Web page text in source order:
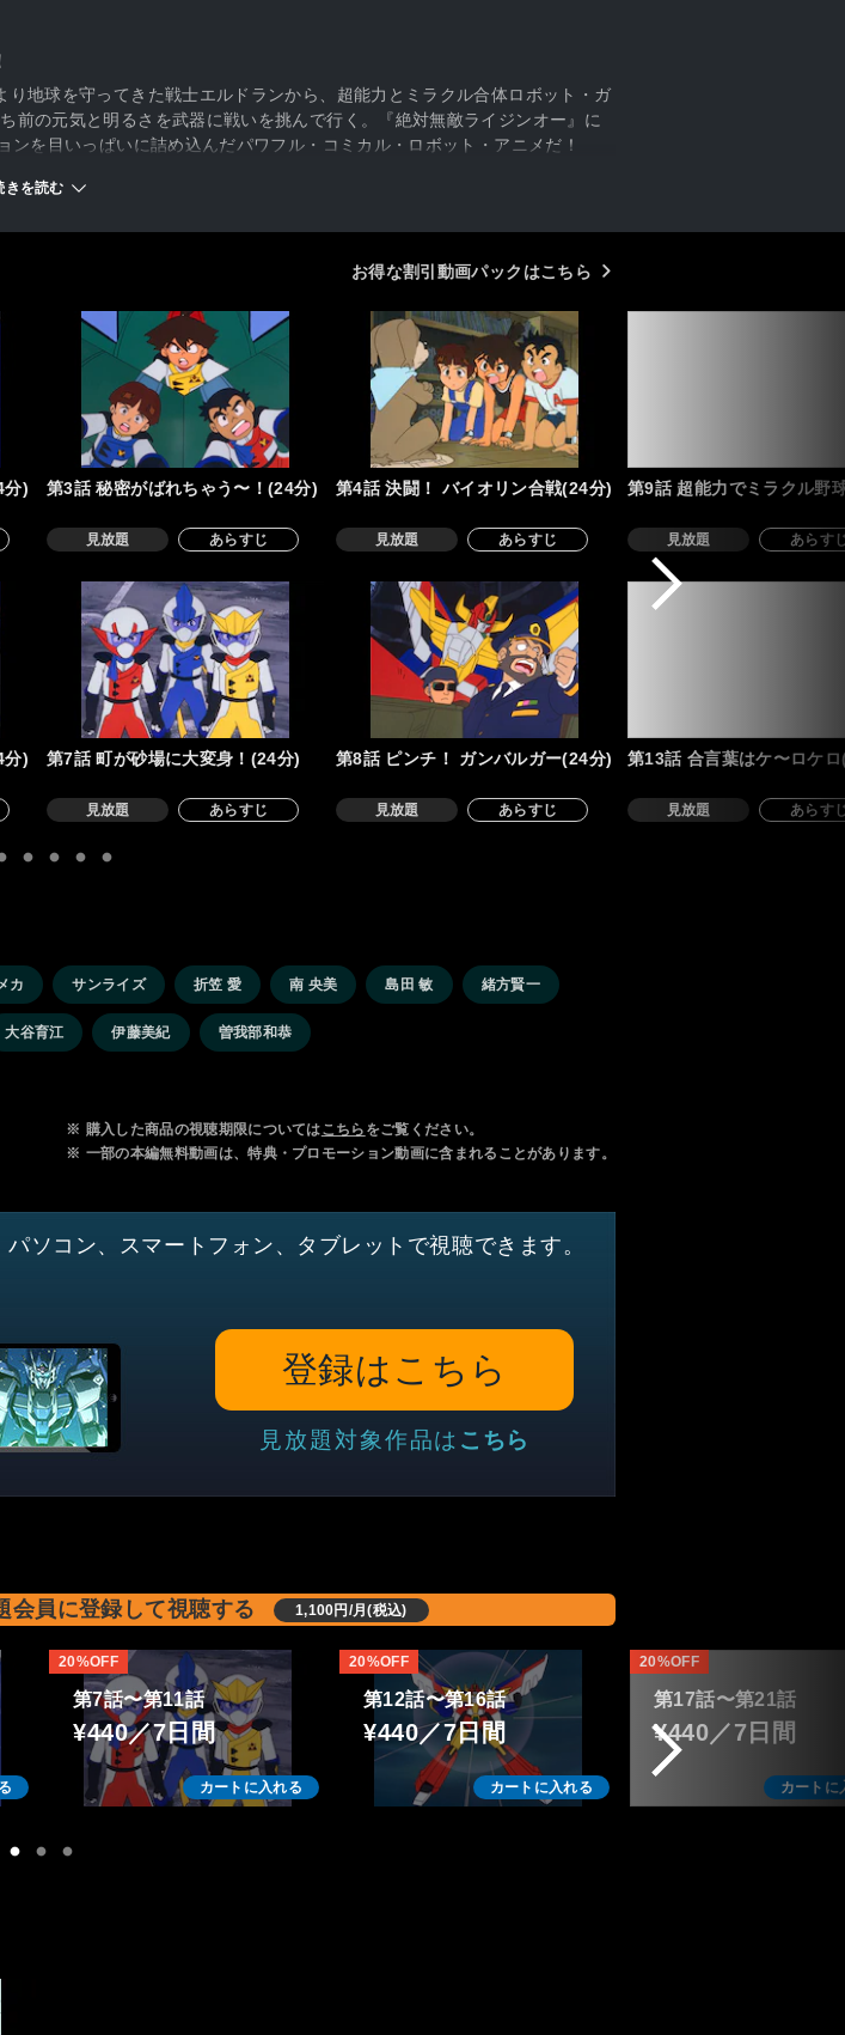
地球を守ってきた戦士エルドランから、超能力とミラクル合体ロボット・ガ
前の元気と明るさを武器に戦いを挑んで行く。『絶対無敵ライジンオー』に
を目いっぱいに詰め込んだパワフル・コミカル・ロボット・アニメだ！
きを読む
お得な割引動画パックはこちら
分) 第3話 秘密がばれちゃう〜！(24分)
見放題 あらすじ
第4話 決闘！ バイオリン合戦(24分)
見放題 あらすじ
分) 第7話 町が砂場に大変身！(24分)
見放題 あらすじ
第8話 ピンチ！ ガンバルガー(24分)
見放題 あらすじ
第9話 超能力でミラクル野
見放題 あらす
第13話 合言葉はケ〜ロケ
見放題 あらす
カ サンライズ 折笠 愛 南 央美 島田 敏 緒方賢一
大谷育江 伊藤美紀 曽我部和恭
※ 購入した商品の視聴期限についてはこちら をご覧ください。
※ 一部の本編無料動画は、特典・プロモーション動画に含まれることがあります。
ソコン、スマートフォン、タブレットで視聴できます。
登録はこちら
見放題対象作品は こちら
会員に登録して視聴する 1,100円/月(税込)
第7話〜第11話
¥440／7日間
カートに入れる
20%OFF
第12話〜第16話
¥440／7日間
カートに入れる
20%OFF
第17話〜第21話
¥440／7日間
カートに
20%OFF